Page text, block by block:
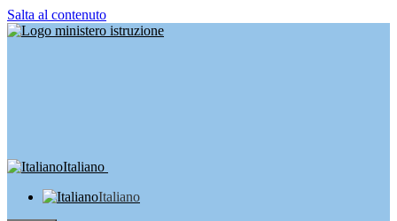
Salta al contenuto
Italiano
Italiano